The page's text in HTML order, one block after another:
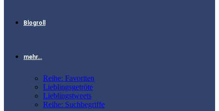
Blogroll
mehr…
Reihe: Favoriten
Lieblingsgetröte
Lieblingstweets
Reihe: Suchbegriffe